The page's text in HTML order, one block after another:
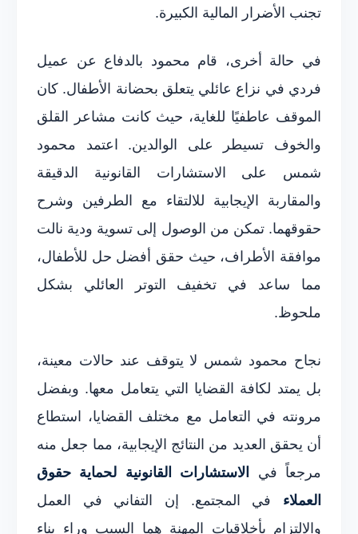
تجنب الأضرار المالية الكبيرة.
في حالة أخرى، قام محمود بالدفاع عن عميل
فردي في نزاع عائلي يتعلق بحضانة الأطفال. كان
الموقف عاطفيًا للغاية، حيث كانت مشاعر القلق
والخوف تسيطر على الوالدين. اعتمد محمود
شمس على الاستشارات القانونية الدقيقة
والمقاربة الإيجابية للالتقاء مع الطرفين وشرح
حقوقهما. تمكن من الوصول إلى تسوية ودية نالت
موافقة الأطراف، حيث حقق أفضل حل للأطفال،
مما ساعد في تخفيف التوتر العائلي بشكل
ملحوظ.
نجاح محمود شمس لا يتوقف عند حالات معينة،
بل يمتد لكافة القضايا التي يتعامل معها. وبفضل
مرونته في التعامل مع مختلف القضايا، استطاع
أن يحقق العديد من النتائج الإيجابية، مما جعل منه
مرجعاً في
الاستشارات القانونية لحماية حقوق
العملاء في المجتمع. إن التفاني في العمل
والالتزام بأخلاقيات المهنة هما السبب وراء بناء